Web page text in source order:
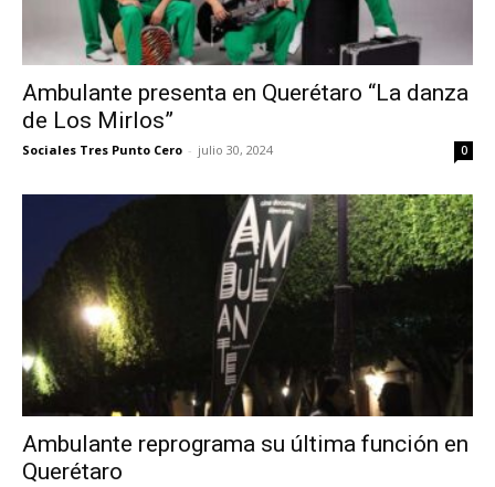
Ambulante presenta en Querétaro “La danza
de Los Mirlos”
Sociales Tres Punto Cero - julio 30, 2024 0
Ambulante reprograma su última función en
Querétaro